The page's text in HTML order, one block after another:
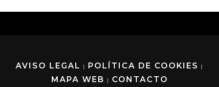
AVISO LEGAL | POLÍTICA DE COOKIES |
MAPA WEB | CONTACTO